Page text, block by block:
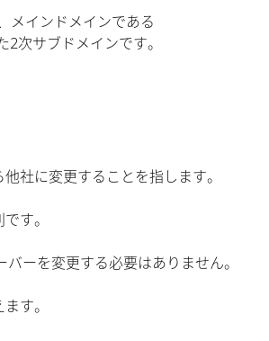
メインドメインである
次サブドメインです。
社に変更することを指します。
す。
ーを変更する必要はありません。
す。